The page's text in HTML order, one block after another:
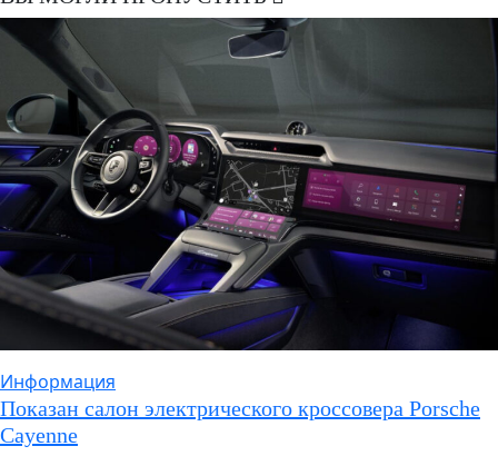
Информация
Показан салон электрического кроссовера Porsche
Cayenne